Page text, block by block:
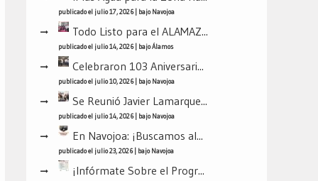
publicado el julio 17, 2026| bajoNavojoa
Todo Listo para el ALAMAZ...
publicado el julio 14, 2026| bajoÁlamos
Celebraron 103 Aniversari...
publicado el julio 10, 2026| bajoNavojoa
Se Reunió Javier Lamarque...
publicado el julio 14, 2026| bajoNavojoa
En Navojoa: ¡Buscamos al...
publicado el julio 23, 2026| bajoNavojoa
¡Infórmate Sobre el Progr...